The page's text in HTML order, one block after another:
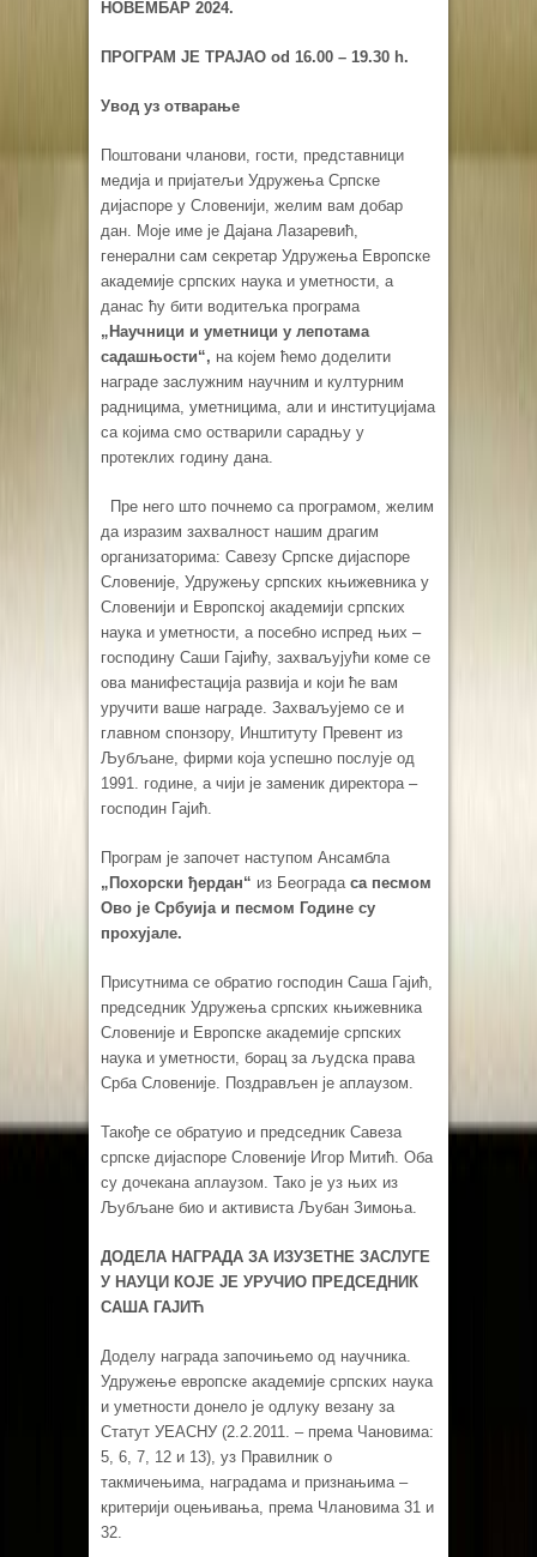
НОВЕМБАР 2024.
ПРОГРАМ ЈЕ ТРАЈАО od 16.00 – 19.30 h.
Увод уз отварање
Поштовани чланови, гости, представници
медија и пријатељи Удружења Српске
дијаспоре у Словенији, желим вам добар
дан. Моје име је Дајана Лазаревић,
генерални сам секретар Удружења Европске
академије српских наука и уметности, а
данас ћу бити водитељка програма
„Научници и уметници у лепотама
садашњости“, на којем ћемо доделити
награде заслужним научним и културним
радницима, уметницима, али и институцијама
са којима смо остварили сарадњу у
протеклих годину дана.
Пре него што почнемо са програмом, желим
да изразим захвалност нашим драгим
организаторима: Савезу Српске дијаспоре
Словеније, Удружењу српских књижевника у
Словенији и Европској академији српских
наука и уметности, а посебно испред њих –
господину Саши Гајићу, захваљујући коме се
ова манифестација развија и који ће вам
уручити ваше награде. Захваљујемо се и
главном спонзору, Инштитуту Превент из
Љубљане, фирми која успешно послује од
1991. године, а чији је заменик директора –
господин Гајић.
Програм је започет наступом Ансамбла
„Похорски ђердан“ из Београда са песмом
Ово је Србуија и песмом Године су
прохујале.
Присутнима се обратио господин Саша Гајић,
председник Удружења српских књижевника
Словеније и Европске академије српских
наука и уметности, борац за људска права
Срба Словеније. Поздрављен је аплаузом.
Такође се обратуио и председник Савеза
српске дијаспоре Словеније Игор Митић. Оба
су дочекана аплаузом. Тако је уз њих из
Љубљане био и активиста Љубан Зимоња.
ДОДЕЛА НАГРАДА ЗА ИЗУЗЕТНЕ ЗАСЛУГЕ
У НАУЦИ КОЈЕ ЈЕ УРУЧИО ПРЕДСЕДНИК
САША ГАЈИЋ
Доделу награда започињемо од научника.
Удружење европске академије српских наука
и уметности донело је одлуку везану за
Статут УЕАСНУ (2.2.2011. – према Чановима:
5, 6, 7, 12 и 13), уз Правилник о
такмичењима, наградама и признањима –
критерији оцењивања, према Члановима 31 и
32.